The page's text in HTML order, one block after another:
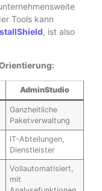
Tools kann
, ist also
AdminStudio
Ganzheitliche
Paketverwaltung
IT-Abteilungen,
Dienstleister
Vollautomatisiert,
mit